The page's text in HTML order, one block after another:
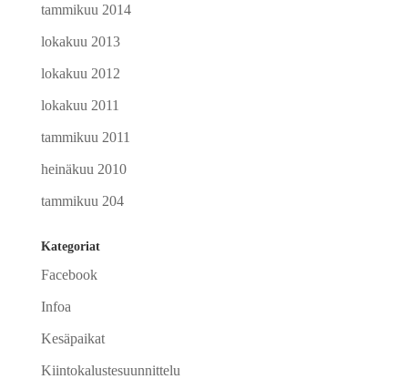
tammikuu 2014
lokakuu 2013
lokakuu 2012
lokakuu 2011
tammikuu 2011
heinäkuu 2010
tammikuu 204
Kategoriat
Facebook
Infoa
Kesäpaikat
Kiintokalustesuunnittelu